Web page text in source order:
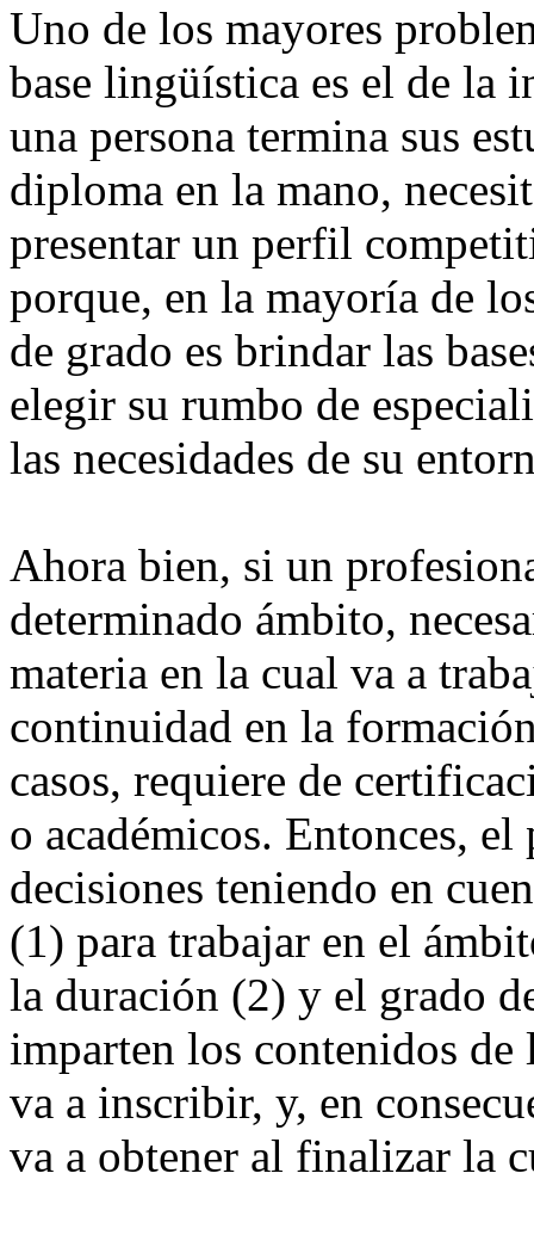
Uno de los mayores
base lingüística es el de la
una persona termina sus
diploma en la mano,
presentar un perfil
porque, en la mayoría de
de grado es brindar las
elegir su rumbo de
las necesidades de su
Ahora bien, si un
determinado ámbito,
materia en la cual va a
continuidad en la
casos, requiere de
o académicos. Entonces,
decisiones teniendo en
(1) para trabajar en el
la duración (2) y el grado
imparten los contenidos de
va a inscribir, y, en
va a obtener al finalizar la